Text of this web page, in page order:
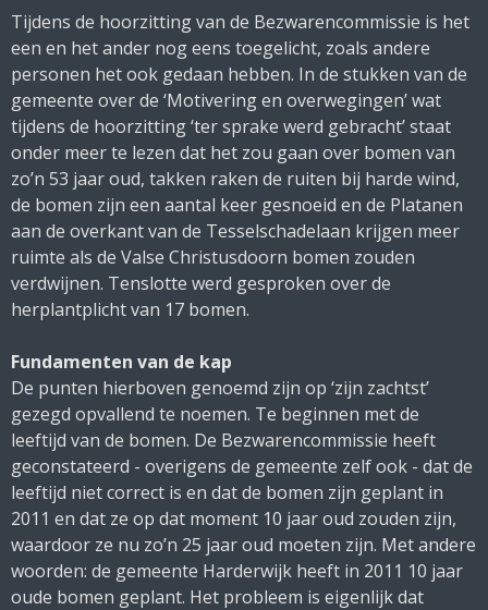
Tijdens de hoorzitting van de Bezwarencommissie is het
een en het ander nog eens toegelicht, zoals andere
personen het ook gedaan hebben. In de stukken van de
gemeente over de ‘Motivering en overwegingen’ wat
tijdens de hoorzitting ‘ter sprake werd gebracht’ staat
onder meer te lezen dat het zou gaan over bomen van
zo’n 53 jaar oud, takken raken de ruiten bij harde wind,
de bomen zijn een aantal keer gesnoeid en de Platanen
aan de overkant van de Tesselschadelaan krijgen meer
ruimte als de Valse Christusdoorn bomen zouden
verdwijnen. Tenslotte werd gesproken over de
herplantplicht van 17 bomen.
Fundamenten van de kap
De punten hierboven genoemd zijn op ‘zijn zachtst’
gezegd opvallend te noemen. Te beginnen met de
leeftijd van de bomen. De Bezwarencommissie heeft
geconstateerd - overigens de gemeente zelf ook - dat de
leeftijd niet correct is en dat de bomen zijn geplant in
2011 en dat ze op dat moment 10 jaar oud zouden zijn,
waardoor ze nu zo’n 25 jaar oud moeten zijn. Met andere
woorden: de gemeente Harderwijk heeft in 2011 10 jaar
oude bomen geplant. Het probleem is eigenlijk dat